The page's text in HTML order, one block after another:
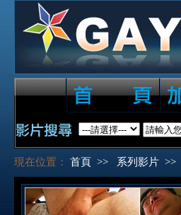
現在位置： 首頁 >> 系列影片 >>